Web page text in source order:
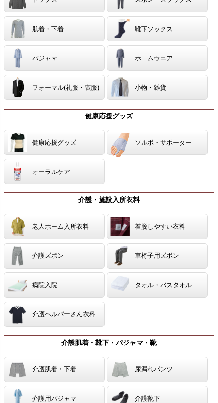
肌着・下着 靴下ソックス
パジャマ ホームウエア
フォーマル(礼服・喪服) 小物・雑貨
健康応援グッズ
健康応援グッズ ソルボ・サポーター
オーラルケア
介護・施設入所衣料
老人ホーム入所衣料 着脱しやすい衣料
介護ズボン 車椅子用ズボン
病院入院 タオル・バスタオル
介護ヘルパーさん衣料
介護肌着・靴下・パジャマ・靴
介護肌着・下着 尿漏れパンツ
介護用パジャマ 介護靴下